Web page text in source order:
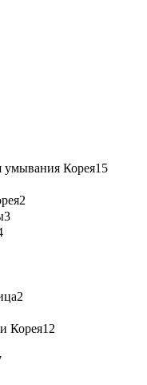
умывания Корея15
2
3
2
Корея12